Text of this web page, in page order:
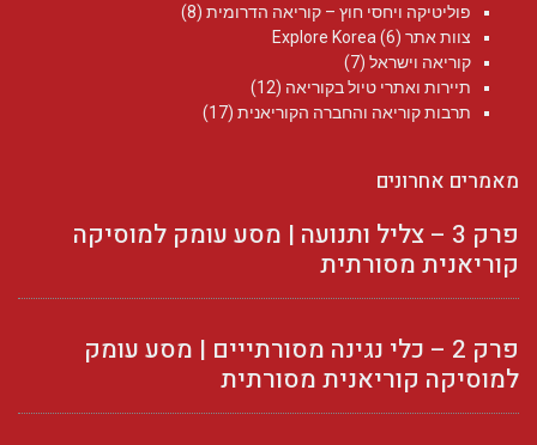
פוליטיקה ויחסי חוץ – קוריאה הדרומית (8)
צוות אתר Explore Korea (6)
קוריאה וישראל (7)
תיירות ואתרי טיול בקוריאה (12)
תרבות קוריאה והחברה הקוריאנית (17)
מאמרים אחרונים
פרק 3 – צליל ותנועה | מסע עומק למוסיקה
קוריאנית מסורתית
פרק 2 – כלי נגינה מסורתייים | מסע עומק
למוסיקה קוריאנית מסורתית